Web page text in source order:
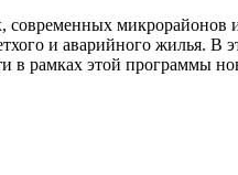
современных
и аварийного жилья. В
в рамках этой программы